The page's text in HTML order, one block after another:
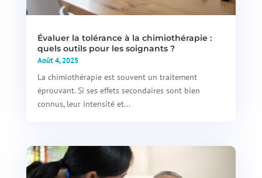
Évaluer la tolérance à la chimiothérapie :
quels outils pour les soignants ?
Août 4, 2025
La chimiothérapie est souvent un traitement
éprouvant. Si ses effets secondaires sont bien
connus, leur intensité et...